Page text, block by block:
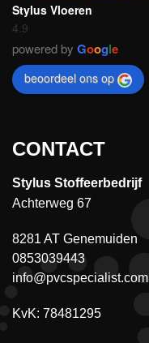
Stylus Vloeren
4.9
powered by Google
beoordeel ons op
CONTACT
Stylus Stoffeerbedrijf
Achterweg 67
8281 AT Genemuiden
0853039443
info@pvcspecialist.com
KvK: 78481295